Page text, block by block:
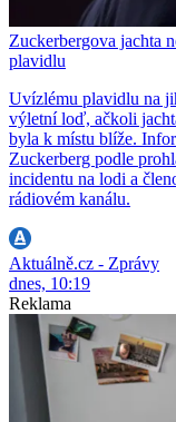
Zuckerbergova jachta
plavidlu
Uvízlému plavidlu na
výletní loď, ačkoli
byla k místu blíže.
Zuckerberg podle
incidentu na lodi a
rádiovém kanálu.
Aktuálně.cz - Zprávy
dnes, 10:19
Reklama